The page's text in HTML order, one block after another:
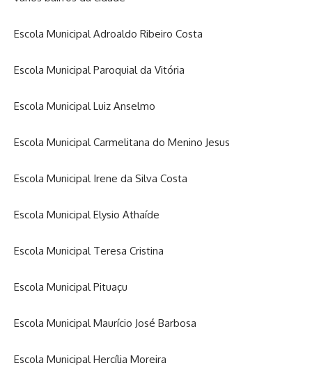
Escola Municipal Adroaldo Ribeiro Costa
Escola Municipal Paroquial da Vitória
Escola Municipal Luiz Anselmo
Escola Municipal Carmelitana do Menino Jesus
Escola Municipal Irene da Silva Costa
Escola Municipal Elysio Athaíde
Escola Municipal Teresa Cristina
Escola Municipal Pituaçu
Escola Municipal Maurício José Barbosa
Escola Municipal Hercília Moreira